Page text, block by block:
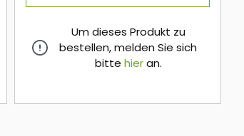
Um dieses Produkt zu
bestellen, melden Sie sich
bitte hieran.